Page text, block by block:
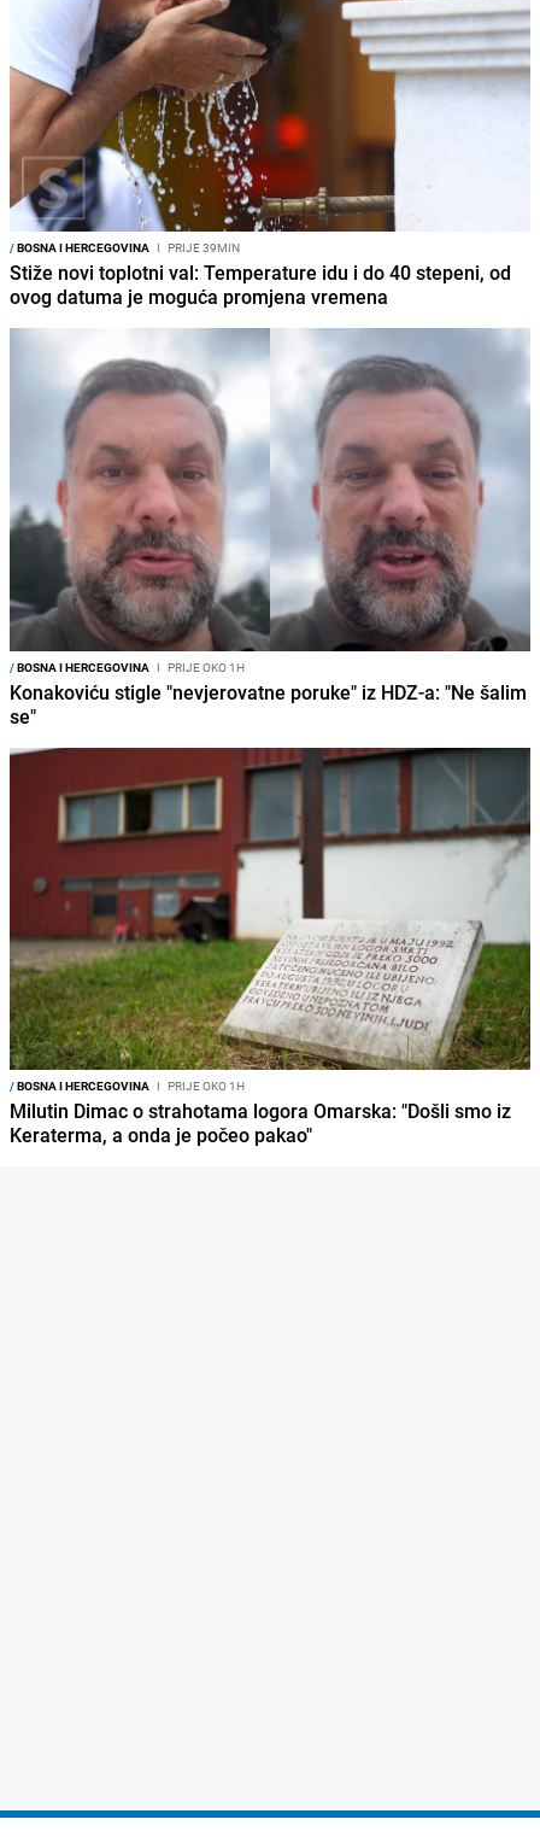
/BOSNA I HERCEGOVINA I PRIJE 39MIN
Stiže novi toplotni val: Temperature idu i do 40 stepeni, od
ovog datuma je moguća promjena vremena
/BOSNA I HERCEGOVINA I PRIJE OKO 1H
Konakoviću stigle "nevjerovatne poruke" iz HDZ-a: "Ne šalim
se"
/BOSNA I HERCEGOVINA I PRIJE OKO 1H
Milutin Dimac o strahotama logora Omarska: "Došli smo iz
Keraterma, a onda je počeo pakao"